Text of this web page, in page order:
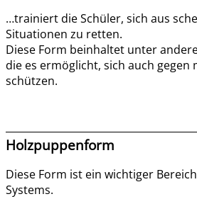
…trainiert die Schüler, sich aus
Situationen zu retten.
Diese Form beinhaltet unter
die es ermöglicht, sich auch gegen
schützen.
Holzpuppenform
Diese Form ist ein wichtiger
Systems.